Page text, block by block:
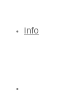
Info